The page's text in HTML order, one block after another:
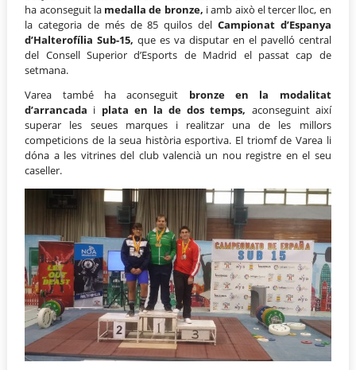
ha aconseguit la medalla de bronze, i amb això el tercer lloc, en
la categoria de més de 85 quilos del Campionat d’Espanya
d’Halterofília Sub-15, que es va disputar en el pavelló central
del Consell Superior d’Esports de Madrid el passat cap de
setmana.
Varea també ha aconseguit bronze en la modalitat
d’arrancada i plata en la de dos temps, aconseguint així
superar les seues marques i realitzar una de les millors
competicions de la seua història esportiva. El triomf de Varea li
dóna a les vitrines del club valencià un nou registre en el seu
caseller.